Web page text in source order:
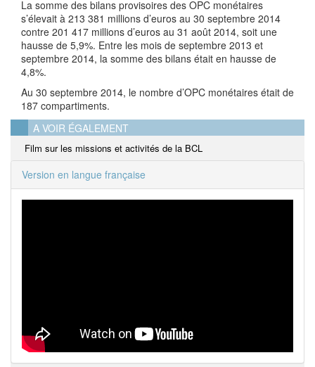
La somme des bilans provisoires des OPC monétaires
s’élevait à 213 381 millions d’euros au 30 septembre 2014
contre 201 417 millions d’euros au 31 août 2014, soit une
hausse de 5,9%. Entre les mois de septembre 2013 et
septembre 2014, la somme des bilans était en hausse de
4,8%.
Au 30 septembre 2014, le nombre d’OPC monétaires était de
187 compartiments.
A VOIR ÉGALEMENT
Film sur les missions et activités de la BCL
Version en langue française